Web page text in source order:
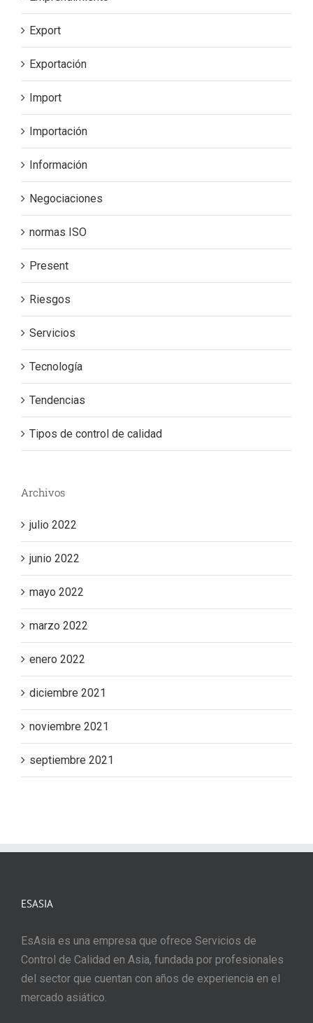
Export
Exportación
Import
Importación
Información
Negociaciones
normas ISO
Present
Riesgos
Servicios
Tecnología
Tendencias
Tipos de control de calidad
Archivos
julio 2022
junio 2022
mayo 2022
marzo 2022
enero 2022
diciembre 2021
noviembre 2021
septiembre 2021
ESASIA
EsAsia es una empresa que ofrece Servicios de
Control de Calidad en Asia, fundada por profesionales
del sector que cuentan con años de experiencia en el
mercado asiático.